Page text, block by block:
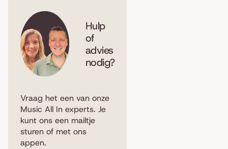
Hulp
of
advies
nodig?
Vraag het een van onze
Music All In experts. Je
kunt ons een mailtje
sturen of met ons
appen.